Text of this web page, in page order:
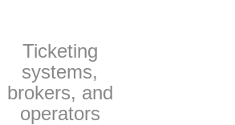
Ticketing
systems,
brokers, and
operators